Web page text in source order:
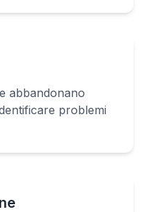
abbandonano
problemi